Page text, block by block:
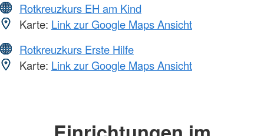
Rotkreuzkurs EH am Kind
Karte: Link zur Google Maps Ansicht
Rotkreuzkurs Erste Hilfe
Karte: Link zur Google Maps Ansicht